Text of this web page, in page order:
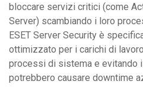
bloccare servizi critici (come
Server) scambiando i loro
ESET Server Security è
ottimizzato per i carichi di
processi di sistema e evitando
potrebbero causare downtime